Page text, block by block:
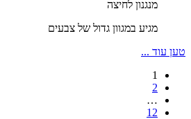
מנגנון לחיצה
מגיע במגוון גדול של צבעים
טען עוד ...
1
2
…
12